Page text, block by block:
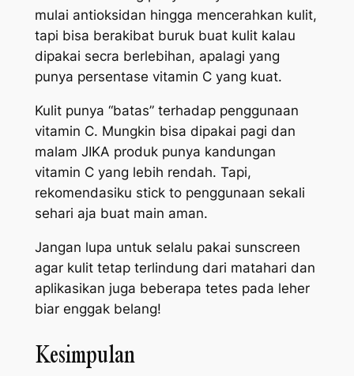
mulai antioksidan hingga mencerahkan kulit,
tapi bisa berakibat buruk buat kulit kalau
dipakai secra berlebihan, apalagi yang
punya persentase vitamin C yang kuat.
Kulit punya “batas” terhadap penggunaan
vitamin C. Mungkin bisa dipakai pagi dan
malam JIKA produk punya kandungan
vitamin C yang lebih rendah. Tapi,
rekomendasiku stick topenggunaan sekali
sehari aja buat main aman.
Jangan lupa untuk selalu pakai sunscreen
agar kulit tetap terlindung dari matahari dan
aplikasikan juga beberapa tetes pada leher
biar enggak belang!
Kesimpulan